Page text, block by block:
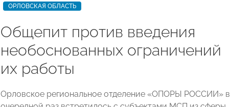
ОРЛОВСКАЯ ОБЛАСТЬ
Общепит против введения
необоснованных ограничений
их работы
Орловское региональное отделение «ОПОРЫ РОССИИ» в